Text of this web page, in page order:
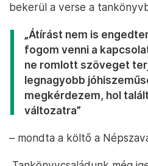
bekerül a verse a
„Átírást nem is
fogom venni a
ne romlott szöveget
legnagyobb
megkérdezem, hol
változatra”
– mondta a költő a